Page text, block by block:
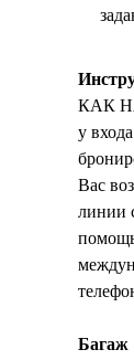
КАК
у
Вас
линии
Багаж